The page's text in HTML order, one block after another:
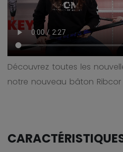
Découvrez toutes les
notre nouveau bâton Ribcor